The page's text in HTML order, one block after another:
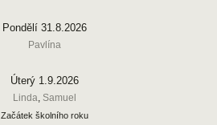
Pondělí 31.8.2026
Pavlína
Úterý 1.9.2026
Linda, Samuel
Začátek školního roku